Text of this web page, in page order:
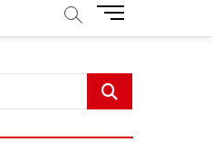
B
ó
n
d
Buscar...